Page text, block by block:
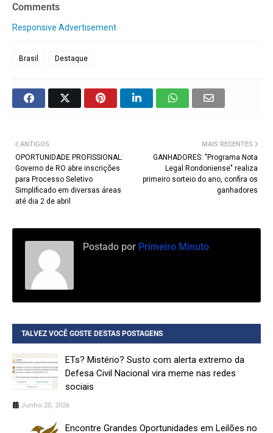
Comments
Responsive Advertisement
Brasil Destaque
MAIS RECENTES
GANHADORES: "Programa Nota
Legal Rondoniense" realiza
primeiro sorteio do ano, confira os
ganhadores
ANTIGOS
OPORTUNIDADE PROFISSIONAL:
Governo de RO abre inscrições
para Processo Seletivo
Simplificado em diversas áreas
até dia 2 de abril
Postado por Primeiro Minuto
TALVEZ VOCÊ GOSTE DESTAS POSTAGENS
ETs? Mistério? Susto com alerta extremo da
Defesa Civil Nacional vira meme nas redes
sociais
Junho 20, 2026
Encontre Grandes Oportunidades em Leilões no